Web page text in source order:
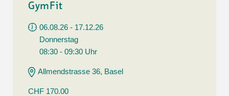
GymFit
06.08.26 - 17.12.26
Donnerstag
08:30 - 09:30 Uhr
Allmendstrasse 36, Basel
CHF 170.00